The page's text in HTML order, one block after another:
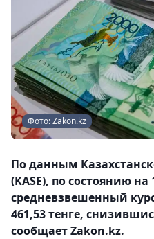
Фото: Zakon.kz
По данным
(KASE), по состоянию на
средневзвешенный
461,53 тенге,
сообщает Zakon.kz.